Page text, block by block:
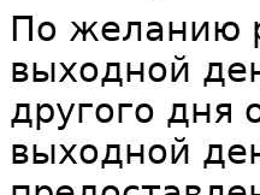
По желанию
выходной
другого дня
выходной